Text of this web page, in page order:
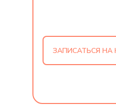
ЗАПИСАТЬСЯ